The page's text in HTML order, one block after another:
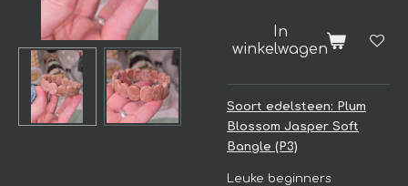
In
winkelwagen
Soort edelsteen: Plum
Blossom Jasper Soft
Bangle (P3)
Leuke beginners